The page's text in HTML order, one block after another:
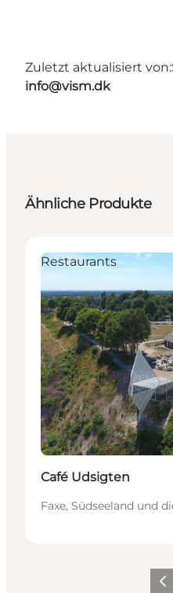
Zuletzt aktualisiert von:
info@vism.dk
Ähnliche Produkte
Restaurants
Café Udsigten
Faxe, Südseeland und